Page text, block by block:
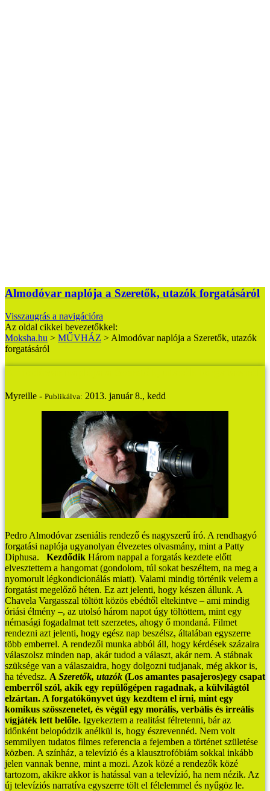
Almodóvar naplója a Szeretők, utazók forgatásáról
Visszaugrás a navigációra
Az oldal cikkei bevezetőkkel:
Moksha.hu > MŰVHÁZ >Almodóvar naplója a Szeretők, utazók
forgatásáról
Myreille - Publikálva: 2013. január 8., kedd
Pedro Almodóvar zseniális rendező és nagyszerű író. A rendhagyó
forgatási naplója ugyanolyan élvezetes olvasmány, mint a Patty
Diphusa.
Kezdődik Három nappal a forgatás kezdete előtt
elvesztettem a hangomat (gondolom, túl sokat beszéltem, na meg a
nyomorult légkondicionálás miatt). Valami mindig történik velem a
forgatást megelőző héten. Ez azt jelenti, hogy készen állunk. A
Chavela Vargasszal töltött közös ebédtől eltekintve – ami mindig
óriási élmény –, az utolsó három napot úgy töltöttem, mint egy
némasági fogadalmat tett szerzetes, ahogy ő mondaná. Filmet
rendezni azt jelenti, hogy egész nap beszélsz, általában egyszerre
több emberrel. A rendezői munka abból áll, hogy kérdések százaira
válaszolsz minden nap, akár tudod a választ, akár nem. A stábnak
szüksége van a válaszaidra, hogy dolgozni tudjanak, még akkor is,
ha tévedsz. A Szeretők, utazók (Los amantes pasajeros)egy csapat
emberről szól, akik egy repülőgépen ragadnak, a külvilágtól
elzártan. A forgatókönyvet úgy kezdtem el írni, mint egy
komikus szösszenetet, és végül egy morális, verbális és irreális
vígjáték lett belőle. Igyekeztem a realitást félretenni, bár az
időnként belopódzik anélkül is, hogy észrevennéd. Nem volt
semmilyen tudatos filmes referencia a fejemben a történet születése
közben. A színház, a televízió és a klausztrofóbiám sokkal inkább
jelen vannak benne, mint a mozi. Azok közé a rendezők közé
tartozom, akikre akkor is hatással van a televízió, ha nem nézik. Az
új televíziós narratíva egyszerre tölt el félelemmel és nyűgöz le.